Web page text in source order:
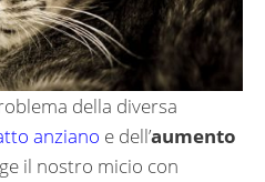
della diversa
anziano e dell’aumento
il nostro micio con